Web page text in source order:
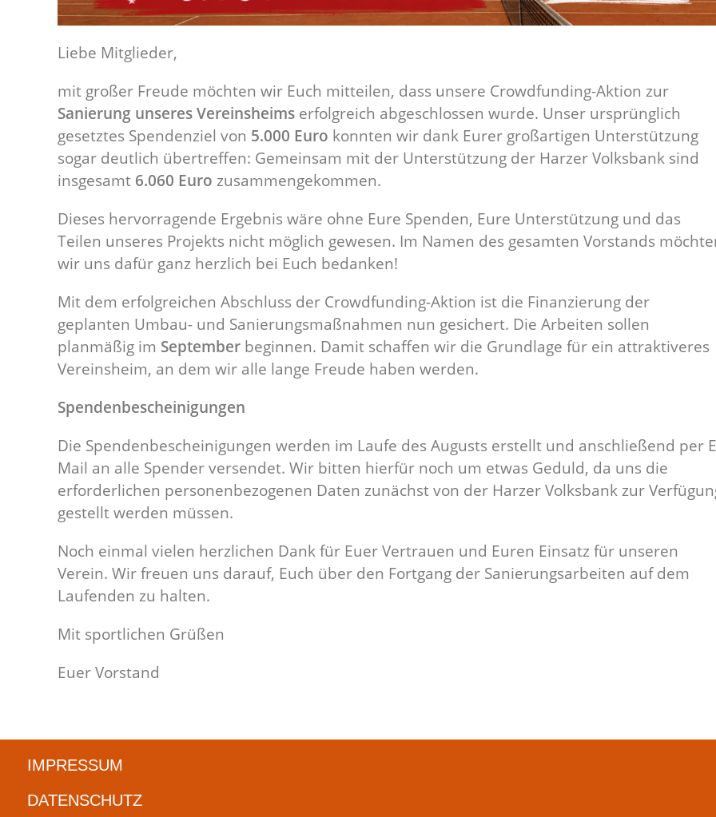
Liebe Mitglieder,
mit großer Freude möchten wir Euch mitteilen, dass unsere Crowdfunding-Aktion zur
Sanierung unseres Vereinsheims erfolgreich abgeschlossen wurde. Unser ursprünglich
gesetztes Spendenziel von 5.000 Euro konnten wir dank Eurer großartigen Unterstützung
sogar deutlich übertreffen: Gemeinsam mit der Unterstützung der Harzer Volksbank sind
insgesamt 6.060 Euro zusammengekommen.
Dieses hervorragende Ergebnis wäre ohne Eure Spenden, Eure Unterstützung und das
Teilen unseres Projekts nicht möglich gewesen. Im Namen des gesamten Vorstands
wir uns dafür ganz herzlich bei Euch bedanken!
Mit dem erfolgreichen Abschluss der Crowdfunding-Aktion ist die Finanzierung der
geplanten Umbau- und Sanierungsmaßnahmen nun gesichert. Die Arbeiten sollen
planmäßig im September beginnen. Damit schaffen wir die Grundlage für ein attraktiveres
Vereinsheim, an dem wir alle lange Freude haben werden.
Spendenbescheinigungen
Die Spendenbescheinigungen werden im Laufe des Augusts erstellt und anschließend per
Mail an alle Spender versendet. Wir bitten hierfür noch um etwas Geduld, da uns die
erforderlichen personenbezogenen Daten zunächst von der Harzer Volksbank zur
gestellt werden müssen.
Noch einmal vielen herzlichen Dank für Euer Vertrauen und Euren Einsatz für unseren
Verein. Wir freuen uns darauf, Euch über den Fortgang der Sanierungsarbeiten auf dem
Laufenden zu halten.
Mit sportlichen Grüßen
Euer Vorstand
IMPRESSUM
DATENSCHUTZ